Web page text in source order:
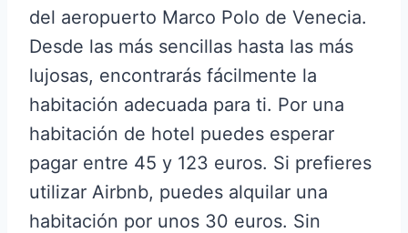
del aeropuerto Marco Polo de Venecia.
Desde las más sencillas hasta las más
lujosas, encontrarás fácilmente la
habitación adecuada para ti. Por una
habitación de hotel puedes esperar
pagar entre 45 y 123 euros. Si prefieres
utilizar Airbnb, puedes alquilar una
habitación por unos 30 euros. Sin